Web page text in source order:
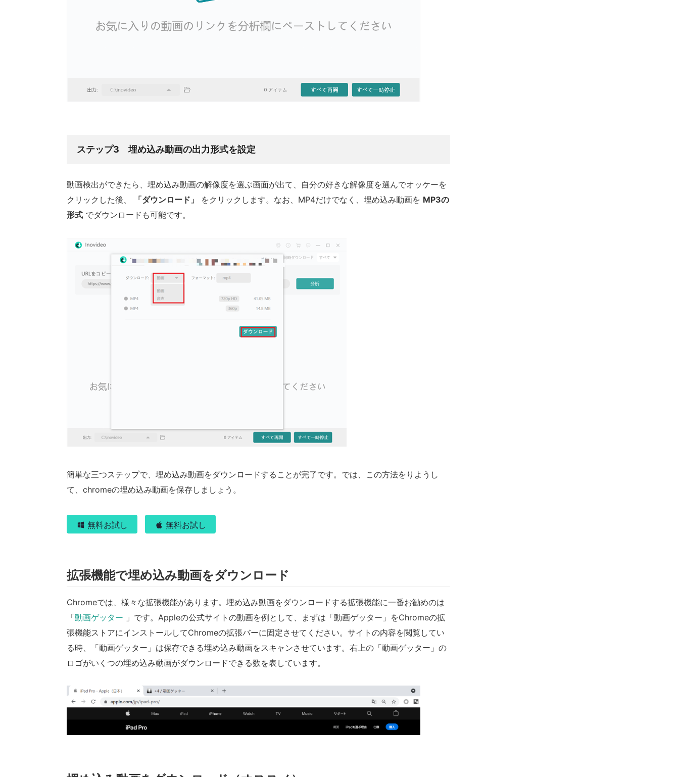
ステップ3 埋め込み動画の出力形式を設定
動画検出ができたら、埋め込み動画の解像度を選ぶ画面が出て、自分の好きな解像度を選んでオッケーを
クリックした後、
「ダウンロード」 をクリックします。なお、MP4だけでなく、埋め込み動画を MP3の
形式 でダウンロードも可能です。
簡単な三つステップで、埋め込み動画をダウンロードすることが完了です。では、この方法をりようし
て、chromeの埋め込み動画を保存しましょう。
無料お試し 無料お試し
拡張機能で埋め込み動画をダウンロード
Chromeでは、様々な拡張機能があります。埋め込み動画をダウンロードする拡張機能に一番お勧めのは
「動画ゲッター 」です。Appleの公式サイトの動画を例として、まずは「動画ゲッター」をChromeの拡
張機能ストアにインストールしてChromeの拡張バーに固定させてください。サイトの内容を閲覧してい
る時、「動画ゲッター」は保存できる埋め込み動画をスキャンさせています。右上の「動画ゲッター」の
ロゴがいくつの埋め込み動画がダウンロードできる数を表しています。